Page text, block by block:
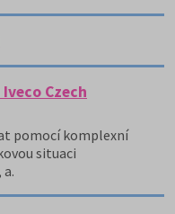
Czech
pomocí komplexní
situaci